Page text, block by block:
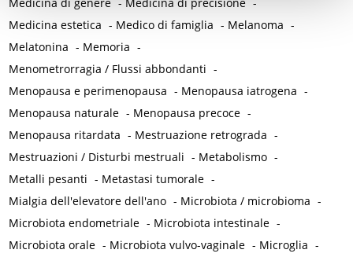
Medicina di genere - Medicina di precisione -
Medicina estetica - Medico di famiglia - Melanoma -
Melatonina - Memoria -
Menometrorragia / Flussi abbondanti -
Menopausa e perimenopausa - Menopausa iatrogena -
Menopausa naturale - Menopausa precoce -
Menopausa ritardata - Mestruazione retrograda -
Mestruazioni / Disturbi mestruali - Metabolismo -
Metalli pesanti - Metastasi tumorale -
Mialgia dell'elevatore dell'ano - Microbiota / microbioma -
Microbiota endometriale - Microbiota intestinale -
Microbiota orale - Microbiota vulvo-vaginale - Microglia -